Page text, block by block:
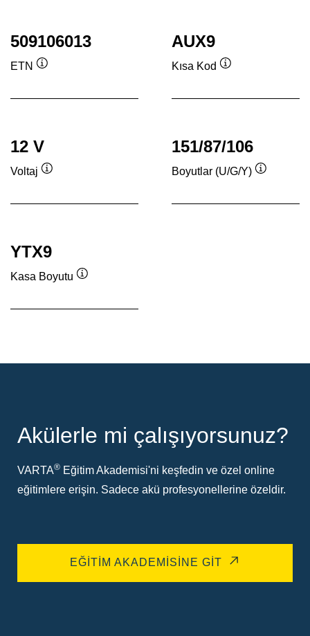
509106013
ETN
AUX9
Kısa Kod
12 V
Voltaj
151/87/106
Boyutlar (U/G/Y)
YTX9
Kasa Boyutu
Akülerle mi çalışıyorsunuz?
VARTA® Eğitim Akademisi'ni keşfedin ve özel online
eğitimlere erişin. Sadece akü profesyonellerine özeldir.
EĞITIM AKADEMISINE GIT